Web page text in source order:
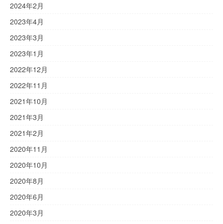
2024年2月
2023年4月
2023年3月
2023年1月
2022年12月
2022年11月
2021年10月
2021年3月
2021年2月
2020年11月
2020年10月
2020年8月
2020年6月
2020年3月